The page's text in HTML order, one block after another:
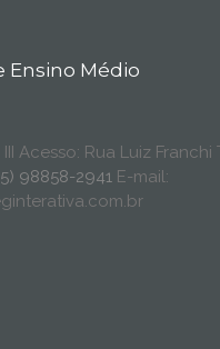
Ensino Médio
Acesso: Rua Luiz Franchi
98858-2941E-mail: